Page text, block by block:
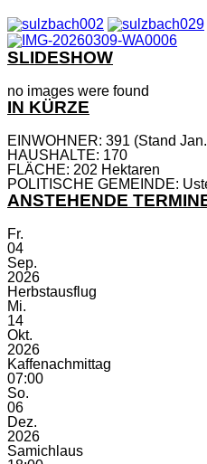
SLIDESHOW
no images were found
IN KÜRZE
EINWOHNER: 391 (Stand
HAUSHALTE: 170
FLÄCHE: 202 Hektaren
POLITISCHE GEMEINDE:
ANSTEHENDE
Fr.
04
Sep.
2026
Herbstausflug
Mi.
14
Okt.
2026
Kaffenachmittag
07:00
So.
06
Dez.
2026
Samichlaus